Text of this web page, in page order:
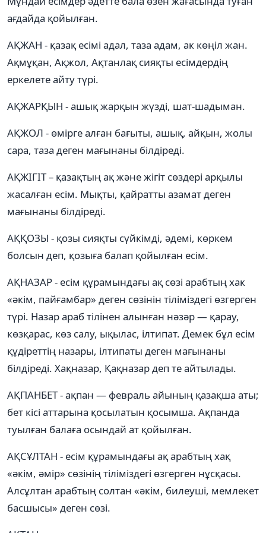
ағдайда қойылған.
АҚЖАН - қазақ есімі адал, таза адам, ак көңіл жан.
Ақмұқан, Ақжол, Ақтанлақ сияқты есімдердің
еркелете айту түрі.
АҚЖАРҚЫН - ашық жарқын жүзді, шат-шадыман.
АҚЖОЛ - өмірге алған бағыты, ашық, айқын, жолы
сара, таза деген мағынаны білдіреді.
АҚЖІГІТ – қазақтың ақ және жігіт сөздері арқылы
жасалған есім. Мықты, қайратты азамат деген
мағынаны білдіреді.
АҚҚОЗЫ - қозы сияқты сүйкімді, әдемі, көркем
болсын деп, қозыға балап қойылған есім.
АҚНАЗАР - есім құрамындағы ақ сөзі арабтың хак
«әкім, пайғамбар» деген сөзінін тіліміздегі өзгерген
түрі. Назар араб тілінен алынған нәзәр — қарау,
көзқарас, көз салу, ықылас, ілтипат. Демек бұл есім
құдіреттің назары, ілтипаты деген мағынаны
білдіреді. Хақназар, Қақназар деп те айтылады.
АҚПАНБЕТ - ақпан — февраль айының қазақша аты;
бет кісі аттарына қосылатын қосымша. Ақпанда
туылған балаға осындай ат қойылған.
АҚСҰЛТАН - есім құрамындағы ақ арабтың хақ
«әкім, әмір» сөзінің тіліміздегі өзгерген нұсқасы.
Алсұлтан арабтың солтан «әкім, билеуші, мемлекет
басшысы» деген сөзі.